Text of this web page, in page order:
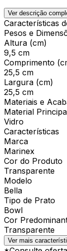
Ver descrição
Características
Pesos e
Altura (cm)
9,5 cm
Comprimento
25,5 cm
Largura (cm)
25,5 cm
Materiais e
Material
Vidro
Características
Marca
Marinex
Cor do Produto
Transparente
Modelo
Bella
Tipo de Prato
Bowl
Cor
Transparente
Ver mais